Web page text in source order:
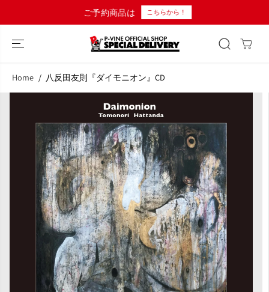
ご予約商品は こちらから！
Home 八反田友則『ダイモニオン』CD